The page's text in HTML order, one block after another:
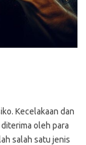
Kecelakaan dan
oleh para
salah satu jenis